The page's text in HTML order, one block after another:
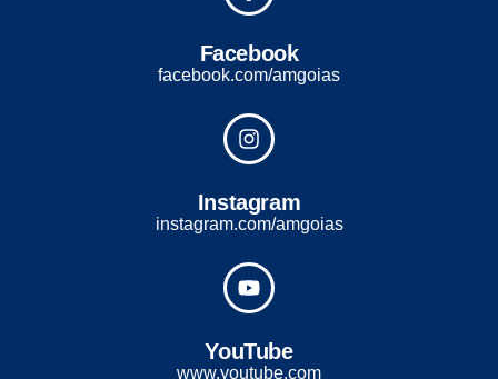
Facebook
facebook.com/amgoias
Instagram
instagram.com/amgoias
YouTube
www.youtube.com